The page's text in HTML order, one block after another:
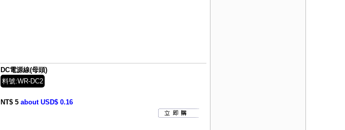
DC電源線(母頭)
料號:WR-DC2
NT$ 5 about USD$ 0.16